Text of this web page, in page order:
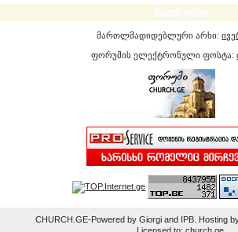
მსუბუქი ვერსია
მართლმადიდებლური არხი:
ფორუმის ელექტრონული ფოსტა:
CHURCH.GE-Powered by Giorgi and IPB. Hosting